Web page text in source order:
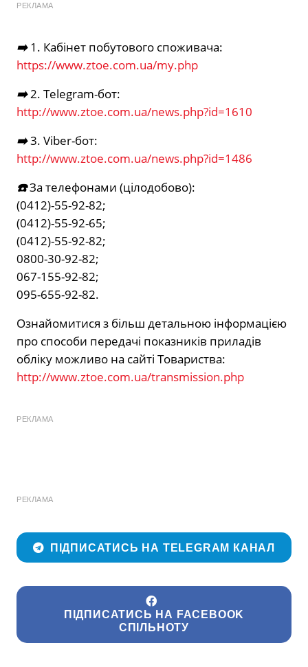
РЕКЛАМА
➡️1. Кабінет побутового споживача:
https://www.ztoe.com.ua/my.php
➡️2. Telegram-бот:
http://www.ztoe.com.ua/news.php?id=1610
➡️3. Viber-бот:
http://www.ztoe.com.ua/news.php?id=1486
☎️За телефонами (цілодобово):
(0412)-55-92-82;
(0412)-55-92-65;
(0412)-55-92-82;
0800-30-92-82;
067-155-92-82;
095-655-92-82.
Ознайомитися з більш детальною інформацією
про способи передачі показників приладів
обліку можливо на сайті Товариства:
http://www.ztoe.com.ua/transmission.php
РЕКЛАМА
РЕКЛАМА
ПІДПИСАТИСЬ НА TELEGRAM КАНАЛ
ПІДПИСАТИСЬ НА FACEBOOK
СПІЛЬНОТУ